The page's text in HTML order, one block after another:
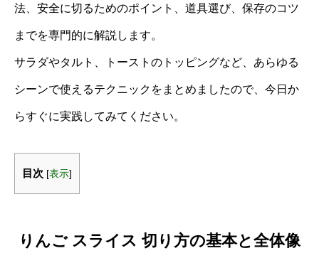
法、安全に切るためのポイント、道具選び、保存のコツ
までを専門的に解説します。
サラダやタルト、トーストのトッピングなど、あらゆる
シーンで使えるテクニックをまとめましたので、今日か
らすぐに実践してみてください。
目次 [表示]
りんご スライス 切り方の基本と全体像